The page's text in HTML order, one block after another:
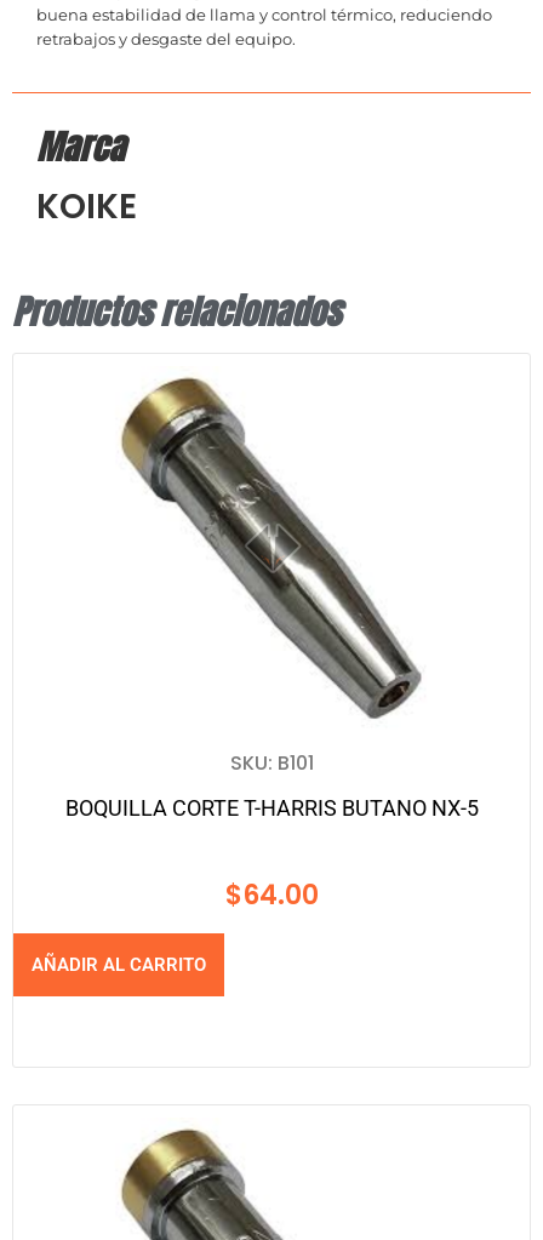
buena estabilidad de llama y control térmico, reduciendo
retrabajos y desgaste del equipo.
Marca
KOIKE
Productos relacionados
SKU: B101
BOQUILLA CORTE T-HARRIS BUTANO NX-5
$64.00
AÑADIR AL CARRITO